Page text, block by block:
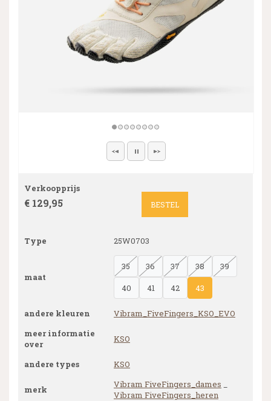
Verkoopprijs
€ 129,95 BESTEL
Type 25W0703
maat
35 36 37 38
39
40
41 42 43
andere kleuren
Vibram_FiveFingers_KSO_EVO
meer informatie
over
KSO
andere types KSO
merk Vibram FiveFingers_dames
Vibram FiveFingers_heren